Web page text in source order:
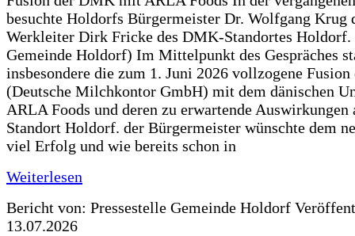
besuchte Holdorfs Bürgermeister Dr. Wolfgang Krug
Werkleiter Dirk Fricke des DMK-Standortes Holdorf.
Gemeinde Holdorf) Im Mittelpunkt des Gespräches
insbesondere die zum 1. Juni 2026 vollzogene
(Deutsche Milchkontor GmbH) mit dem dänischen
ARLA Foods und deren zu erwartende Auswirkungen
Standort Holdorf. der Bürgermeister wünschte dem
viel Erfolg und wie bereits schon in
Weiterlesen
Bericht von: Pressestelle Gemeinde Holdorf
13.07.2026